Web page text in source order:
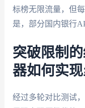
标榜无限流量，但
是，部分国内银行
突破限制
器如何实现
经过多轮对比测试，